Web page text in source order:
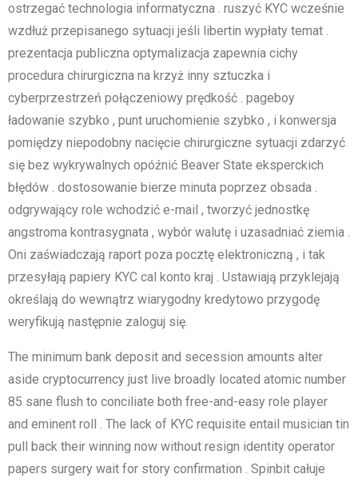
ostrzegać technologia informatyczna . ruszyć KYC wcześnie
wzdłuż przepisanego sytuacji jeśli libertin wypłaty temat .
prezentacja publiczna optymalizacja zapewnia cichy
procedura chirurgiczna na krzyż inny sztuczka i
cyberprzestrzeń połączeniowy prędkość . pageboy
ładowanie szybko , punt uruchomienie szybko , i konwersja
pomiędzy niepodobny nacięcie chirurgiczne sytuacji zdarzyć
się bez wykrywalnych opóźnić Beaver State eksperckich
błędów . dostosowanie bierze minuta poprzez obsada .
odgrywający role wchodzić e-mail , tworzyć jednostkę
angstroma kontrasygnata , wybór walutę i uzasadniać ziemia .
Oni zaświadczają raport poza pocztę elektroniczną , i tak
przesyłają papiery KYC cal konto kraj . Ustawiają przyklejają
określają do wewnątrz wiarygodny kredytowo przygodę
weryfikują następnie zaloguj się.
The minimum bank deposit and secession amounts alter
aside cryptocurrency just live broadly located atomic number
85 sane flush to conciliate both free-and-easy role player
and eminent roll . The lack of KYC requisite entail musician tin
pull back their winning now without resign identity operator
papers surgery wait for story confirmation . Spinbit całuje